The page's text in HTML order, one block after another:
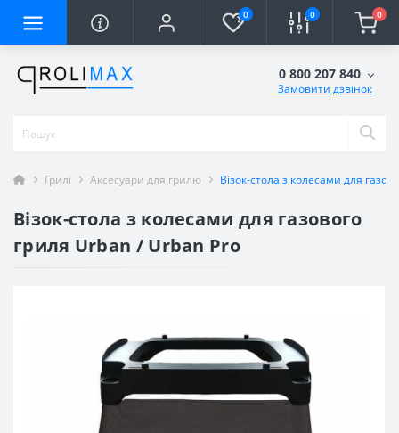
0 0 0
0 800 207 840
Замовити дзвінок
Грилі Аксесуари для грилю Візок-стола з колесами для
Візок-стола з колесами для газового
гриля Urban / Urban Pro